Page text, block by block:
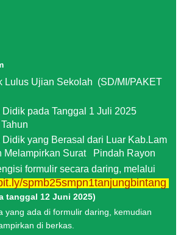
Lulus Ujian Sekolah (SD/MI/PAKET
Didik pada Tanggal 1 Juli 2025
ahun
Didik yang Berasal dari Luar Kab.Lam
Melampirkan Surat
Pindah Rayon
formulir secara daring, melalui
spmb25smpn1tanjungbintang
tanggal 12 Juni 2025)
yang ada di formulir daring, kemudian
di berkas.